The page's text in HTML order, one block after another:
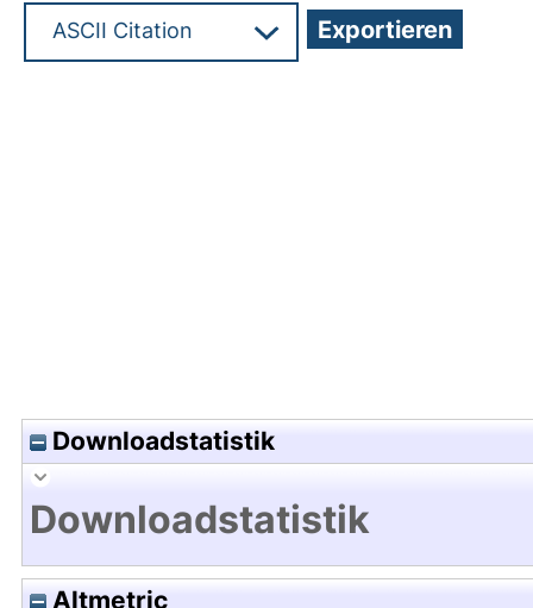
Downloadstatistik
Downloadstatistik
Altmetric